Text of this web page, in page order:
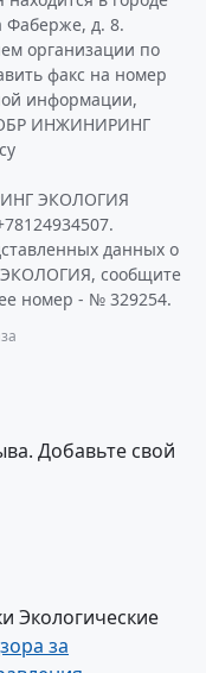
Фаберже, д. 8.
организации по
факс на номер
информации,
ИНЖИНИРИНГ
ЭКОЛОГИЯ
данных о
сообщите
номер - № 329254.
Добавьте свой
Экологические
за